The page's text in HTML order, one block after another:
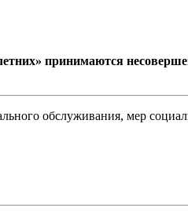
принимаются
обслуживания, мер